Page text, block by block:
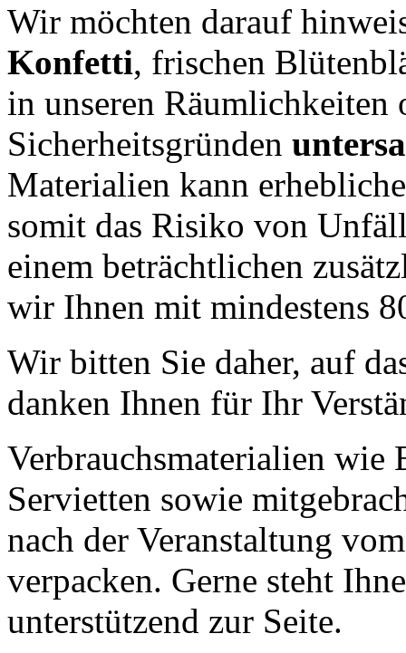
Wir möchten darauf
Konfetti, frischen
in unseren Räumlichkeiten
Sicherheitsgründen
Materialien kann
somit das Risiko von
einem beträchtlichen
wir Ihnen mit mindestens
Wir bitten Sie daher, auf
danken Ihnen für Ihr
Verbrauchsmaterialien wie
Servietten sowie
nach der Veranstaltung
verpacken. Gerne steht
unterstützend zur Seite.